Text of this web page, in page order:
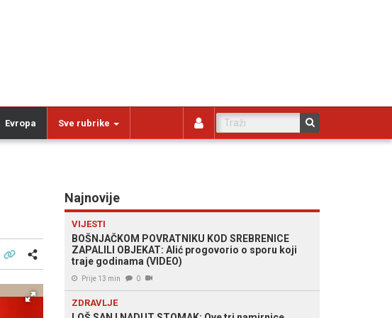
Evropa Sve rubrike
Najnovije
VIJESTI
BOŠNJAČKOM POVRATNIKU KOD SREBRENICE
ZAPALILI OBJEKAT: Alić progovorio o sporu koji
traje godinama (VIDEO)
Prije 13 min 0
ZDRAVLJE